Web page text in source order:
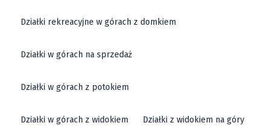
Działki rekreacyjne w górach z domkiem
Działki w górach na sprzedaż
Działki w górach z potokiem
Działki w górach z widokiem Działki z widokiem na góry